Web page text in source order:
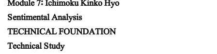
Module 7: Ichimoku Kinko Hyo
Sentimental Analysis
TECHNICAL FOUNDATION
Technical Study